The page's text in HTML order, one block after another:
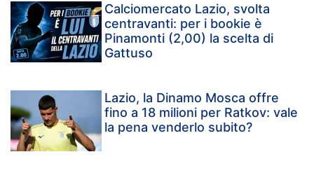
Calciomercato Lazio, svolta
centravanti: per i bookie è
Pinamonti (2,00) la scelta di
Gattuso
Lazio, la Dinamo Mosca offre
fino a 18 milioni per Ratkov: vale
la pena venderlo subito?